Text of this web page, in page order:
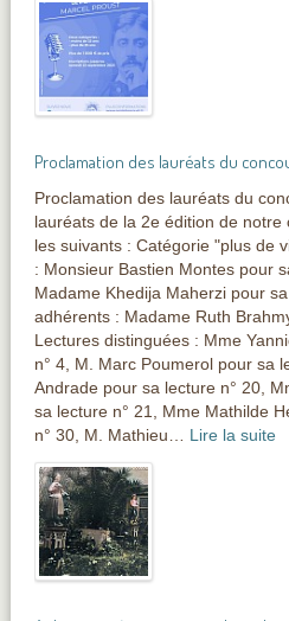
Proclamation des lauréats du
Proclamation des lauréats du
lauréats de la 2e édition de
les suivants : Catégorie "plus de
: Monsieur Bastien Montes pour
Madame Khedija Maherzi pour
adhérents : Madame Ruth
Lectures distinguées : Mme
n° 4, M. Marc Poumerol pour sa
Andrade pour sa lecture n° 20,
sa lecture n° 21, Mme Mathilde
n° 30, M. Mathieu… Lire la suite